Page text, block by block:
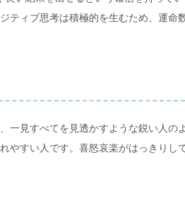
ティブ思考は積極的を生むため、運命
一見すべてを見透かすような鋭い人の
やすい人です。喜怒哀楽がはっきりし